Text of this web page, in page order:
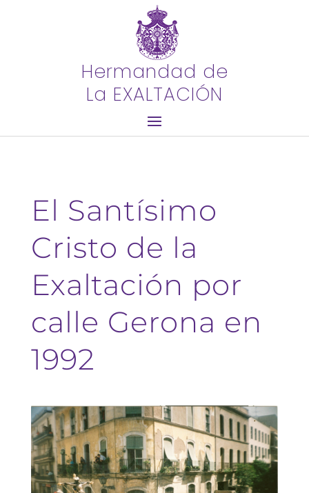
Hermandad de
La EXALTACIÓN
El Santísimo
Cristo de la
Exaltación por
calle Gerona en
1992